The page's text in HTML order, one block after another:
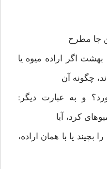
جا مطرح
اگر اراده ميوه يا
چگونه آن
و به عبارت ديگر:
كرد، آيا
بچيند يا با همان اراده،